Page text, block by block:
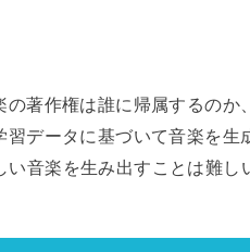
の著作権は誰に帰属するの
習データに基づいて音楽を
い音楽を生み出すことは難し